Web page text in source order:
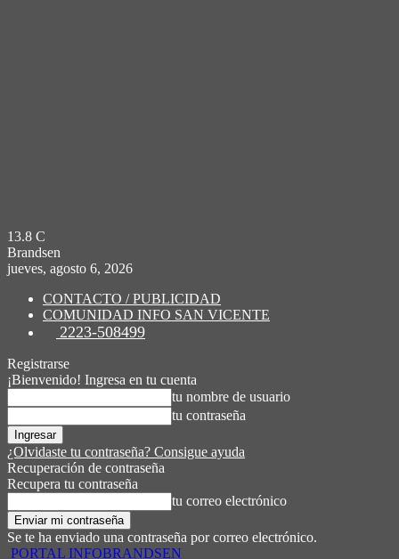
13.8 C
Brandsen
jueves, agosto 6, 2026
CONTACTO / PUBLICIDAD
COMUNIDAD INFO SAN VICENTE
2223-508499
Registrarse
¡Bienvenido! Ingresa en tu cuenta
tu nombre de usuario
tu contraseña
¿Olvidaste tu contraseña? Consigue ayuda
Recuperación de contraseña
Recupera tu contraseña
tu correo electrónico
Se te ha enviado una contraseña por correo electrónico.
PORTAL INFOBRANDSEN